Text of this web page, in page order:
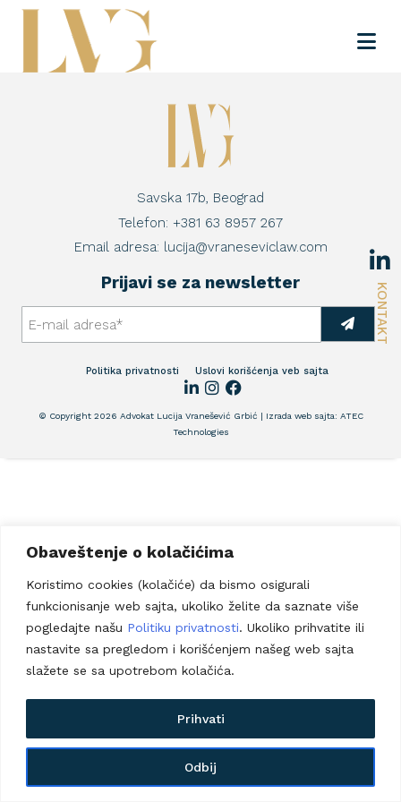
Obaveštenje o kolačićima
Koristimo cookies (kolačiće) da bismo osigurali
funkcionisanje web sajta, ukoliko želite da saznate više
pogledajte našu Politiku privatnosti. Ukoliko prihvatite ili
nastavite sa pregledom i korišćenjem našeg web sajta
slažete se sa upotrebom kolačića.
Odbij
Prihvati
KONTAKT
Savska 17b, Beograd
Telefon: +381 63 8957 267
Email adresa: lucija@vraneseviclaw.com
Prijavi se za newsletter
© Copyright 2026 Advokat Lucija Vranešević Grbić | Izrada web sajta: ATEC
Technologies
Politika privatnosti Uslovi korišćenja veb sajta